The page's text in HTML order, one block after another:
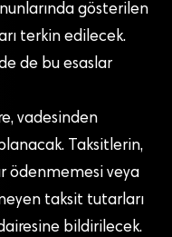
gösterilen
terkin edilecek.
de bu esaslar
vadesinden
Taksitlerin,
ödenmemesi veya
taksit tutarları
bildirilecek.